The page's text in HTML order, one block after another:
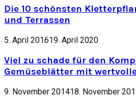
Die 10 schönsten
und Terrassen
5. April 201619. April 2020
Viel zu schade für den
Gemüseblätter mit
9. November 201418. November